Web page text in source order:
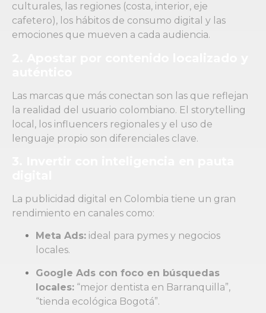
culturales, las regiones (costa, interior, eje
cafetero), los hábitos de consumo digital y las
emociones que mueven a cada audiencia.
Las marcas que más conectan son las que reflejan
la realidad del usuario colombiano. El storytelling
local, los influencers regionales y el uso de
lenguaje propio son diferenciales clave.
La publicidad digital en Colombia tiene un gran
rendimiento en canales como:
Meta Ads: ideal para pymes y negocios
locales.
Google Ads con foco en búsquedas
locales: “mejor dentista en Barranquilla”,
“tienda ecológica Bogotá”.